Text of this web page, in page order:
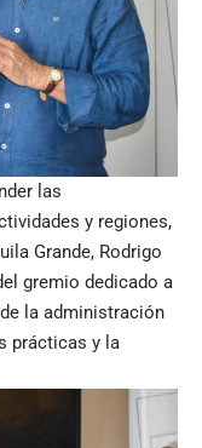
las
y regiones,
Grande, Rodrigo
gremio dedicado a
la administración
prácticas y la